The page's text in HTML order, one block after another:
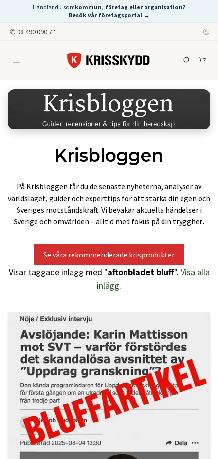
Handlar du somkommun, företag eller organisation?
Besök vår företagsportal →
✆ 08 490 090 77
Krisbloggen
På Krisbloggen får du de senaste nyheterna, analyser av
världsläget, guider och experttips för att stärka din egen och
Sveriges motståndskraft. Vi bevakar aktuella händelser i
Sverige och omvärlden – alltid med fokus på din trygghet.
Se våra rekommenderade krisprodukter
Visar taggade inlägg med "aftonbladet bluff". Visa alla
inlägg.